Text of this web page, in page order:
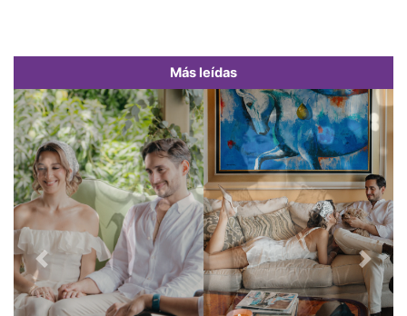
Más leídas
Previous Next